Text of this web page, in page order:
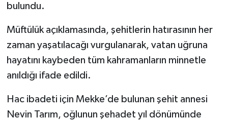
bulundu.
Müftülük açıklamasında, şehitlerin hatırasının her
zaman yaşatılacağı vurgulanarak, vatan uğruna
hayatını kaybeden tüm kahramanların minnetle
anıldığı ifade edildi.
Hac ibadeti için Mekke’de bulunan şehit annesi
Nevin Tarım, oğlunun şehadet yıl dönümünde